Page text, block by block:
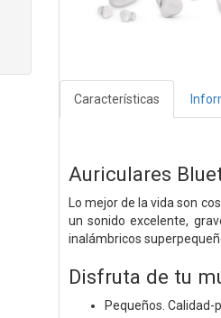
Características
Auriculares
Lo mejor de la vida son
un sonido excelente,
inalámbricos
Disfruta de tu
Pequeños. Calidad-